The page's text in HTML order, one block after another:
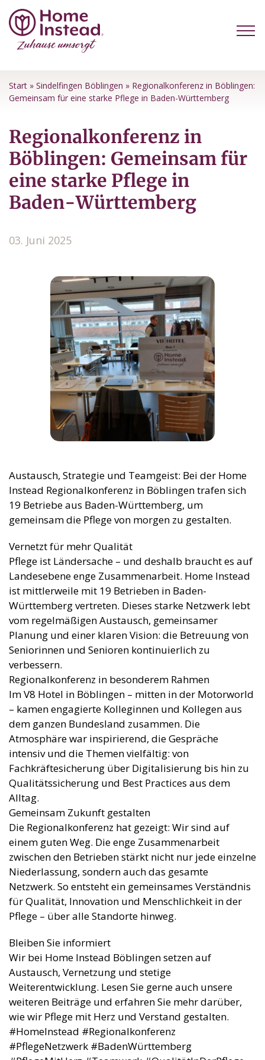
Start » Sindelfingen Böblingen » Regionalkonferenz in Böblingen:
Gemeinsam für eine starke Pflege in Baden-Württemberg
Regionalkonferenz in
Böblingen: Gemeinsam für
eine starke Pflege in
Baden-Württemberg
03. Juni 2025
Austausch, Strategie und Teamgeist: Bei der Home
Instead Regionalkonferenz in Böblingen trafen sich
19 Betriebe aus Baden-Württemberg, um
gemeinsam die Pflege von morgen zu gestalten.
Vernetzt für mehr Qualität
Pflege ist Ländersache – und deshalb braucht es auf
Landesebene enge Zusammenarbeit. Home Instead
ist mittlerweile mit 19 Betrieben in Baden-
Württemberg vertreten. Dieses starke Netzwerk lebt
vom regelmäßigen Austausch, gemeinsamer
Planung und einer klaren Vision: die Betreuung von
Seniorinnen und Senioren kontinuierlich zu
verbessern.
Regionalkonferenz in besonderem Rahmen
Im V8 Hotel in Böblingen – mitten in der Motorworld
– kamen engagierte Kolleginnen und Kollegen aus
dem ganzen Bundesland zusammen. Die
Atmosphäre war inspirierend, die Gespräche
intensiv und die Themen vielfältig: von
Fachkräftesicherung über Digitalisierung bis hin zu
Qualitätssicherung und Best Practices aus dem
Alltag.
Gemeinsam Zukunft gestalten
Die Regionalkonferenz hat gezeigt: Wir sind auf
einem guten Weg. Die enge Zusammenarbeit
zwischen den Betrieben stärkt nicht nur jede einzelne
Niederlassung, sondern auch das gesamte
Netzwerk. So entsteht ein gemeinsames Verständnis
für Qualität, Innovation und Menschlichkeit in der
Pflege – über alle Standorte hinweg.
Bleiben Sie informiert
Wir bei Home Instead Böblingen setzen auf
Austausch, Vernetzung und stetige
Weiterentwicklung. Lesen Sie gerne auch unsere
weiteren Beiträge und erfahren Sie mehr darüber,
wie wir Pflege mit Herz und Verstand gestalten.
#HomeInstead #Regionalkonferenz
#PflegeNetzwerk #BadenWürttemberg